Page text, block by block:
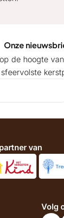
Onze
de hoogte
van
Volg